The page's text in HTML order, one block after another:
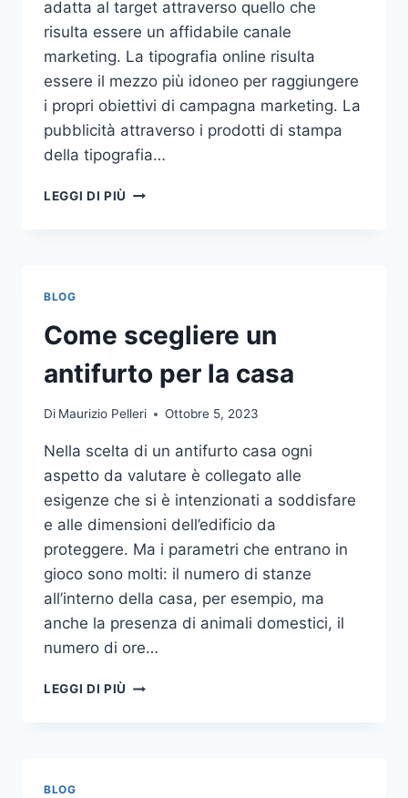
adatta al target attraverso quello che
risulta essere un affidabile canale
marketing. La tipografia online risulta
essere il mezzo più idoneo per raggiungere
i propri obiettivi di campagna marketing. La
pubblicità attraverso i prodotti di stampa
della tipografia…
LEGGI DI PIÙ VUOI
A
UNA
TIPOGRAFIA
ECCO
SCEGLIERE
BLOG
Come scegliere un
antifurto per la casa
Di Maurizio Pelleri Ottobre 5, 2023
Nella scelta di un antifurto casa ogni
aspetto da valutare è collegato alle
esigenze che si è intenzionati a soddisfare
e alle dimensioni dell’edificio da
proteggere. Ma i parametri che entrano in
gioco sono molti: il numero di stanze
all’interno della casa, per esempio, ma
anche la presenza di animali domestici, il
numero di ore…
LEGGI DI PIÙ COME
BLOG